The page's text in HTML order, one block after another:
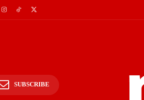
SUBSCRIBE